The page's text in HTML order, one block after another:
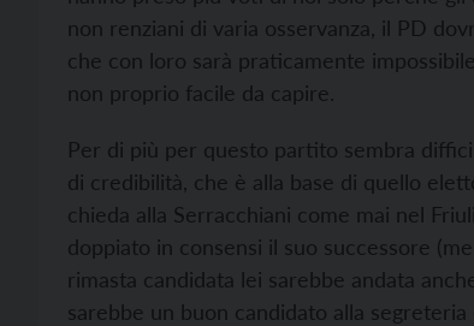
non renziani di varia osservanza, il PD
che con loro sarà praticamente
non proprio facile da capire.
Per di più per questo partito sembra
di credibilità, che è alla base di quello
chieda alla Serracchiani come mai nel
doppiato in consensi il suo successore
rimasta candidata lei sarebbe andata
sarebbe un buon candidato alla